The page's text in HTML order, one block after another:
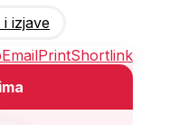
i izjave
EmailPrintShortlink